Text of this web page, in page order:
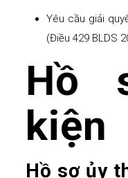
Yêu cầu giải
(Điều 429 BLDS
Hồ
kiện
Hồ sơ ủy